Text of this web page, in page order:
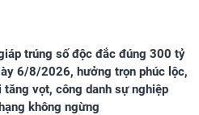
trúng số độc đắc đúng 300 tỷ
6/8/2026, hưởng trọn phúc lộc,
tăng vọt, công danh sự nghiệp
không ngừng